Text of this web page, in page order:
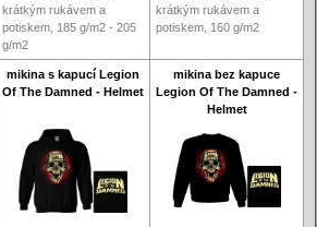
krátkým rukávem a
potiskem, 185 g/m2 - 205
g/m2
krátkým rukávem a
potiskem, 160 g/m2
mikina s kapucí Legion
Of The Damned - Helmet
mikina bez kapuce
Legion Of The Damned -
Helmet